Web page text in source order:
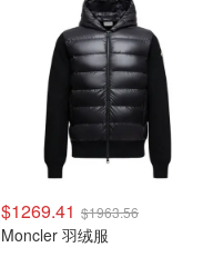
$1269.41 $1963.56
Moncler 羽绒服